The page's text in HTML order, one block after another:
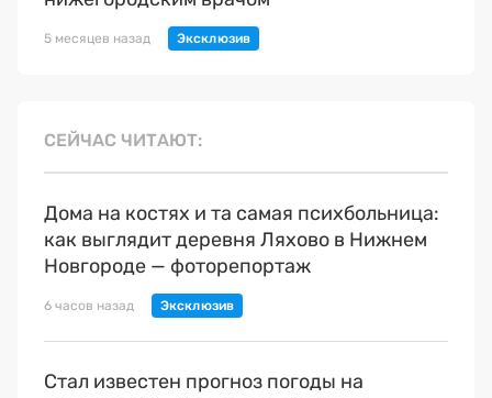
5 месяцев назад
СЕЙЧАС ЧИТАЮТ
Дома на костях и та самая психбольница:
как выглядит деревня Ляхово в Нижнем
Новгороде — фоторепортаж
6 часов назад
Стал известен прогноз погоды на